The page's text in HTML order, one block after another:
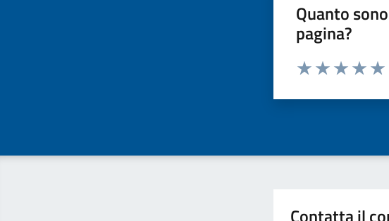
Quanto
pagina?
Valuta da 1 a 5 stelle la
Contatta il